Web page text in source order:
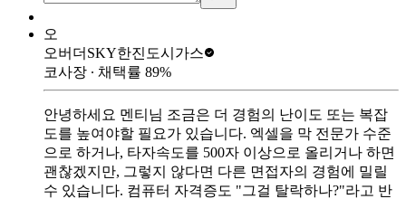
오
오버더SKY한진도시가스
코사장 ∙ 채택률 89%
안녕하세요 멘티님 조금은 더 경험의 난이도 또는 복잡
도를 높여야할 필요가 있습니다. 엑셀을 막 전문가 수준
으로 하거나, 타자속도를 500자 이상으로 올리거나 하면
괜찮겠지만, 그렇지 않다면 다른 면접자의 경험에 밀릴
수 있습니다. 컴퓨터 자격증도 "그걸 탈락하나?"라고 반